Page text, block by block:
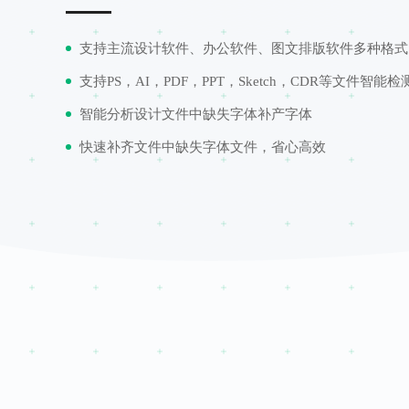
支持主流设计软件、办公软件、图文排版软件多种格式
支持PS，AI，PDF，PPT，Sketch，CDR等文件智能检
智能分析设计文件中缺失字体补产字体
快速补齐文件中缺失字体文件，省心高效